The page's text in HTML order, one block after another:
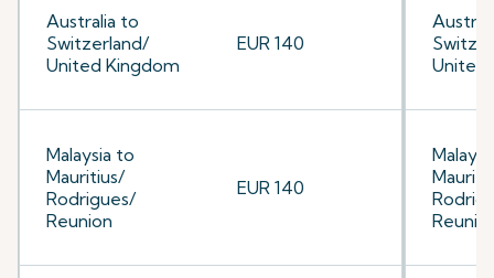
Australia to
Switzerland/
United Kingdom
EUR 140
Malaysia to
Mauritius/
Rodrigues/
Reunion
EUR 140
United